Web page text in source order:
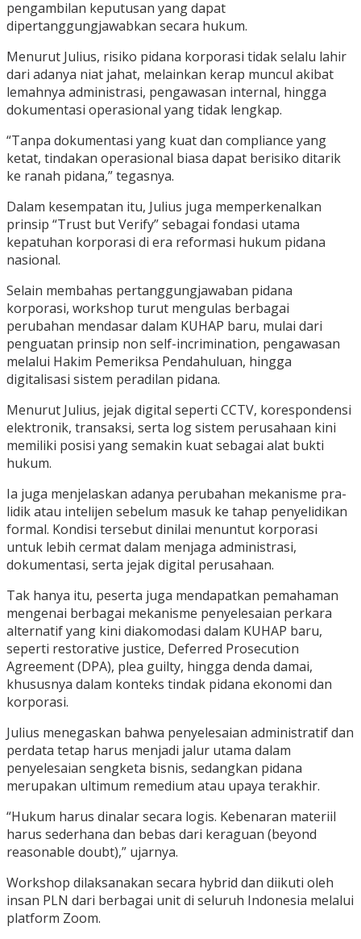
pengambilan keputusan yang dapat
dipertanggungjawabkan secara hukum.
Menurut Julius, risiko pidana korporasi tidak selalu lahir
dari adanya niat jahat, melainkan kerap muncul akibat
lemahnya administrasi, pengawasan internal, hingga
dokumentasi operasional yang tidak lengkap.
“Tanpa dokumentasi yang kuat dan compliance yang
ketat, tindakan operasional biasa dapat berisiko ditarik
ke ranah pidana,” tegasnya.
Dalam kesempatan itu, Julius juga memperkenalkan
prinsip “Trust but Verify” sebagai fondasi utama
kepatuhan korporasi di era reformasi hukum pidana
nasional.
Selain membahas pertanggungjawaban pidana
korporasi, workshop turut mengulas berbagai
perubahan mendasar dalam KUHAP baru, mulai dari
penguatan prinsip non self-incrimination, pengawasan
melalui Hakim Pemeriksa Pendahuluan, hingga
digitalisasi sistem peradilan pidana.
Menurut Julius, jejak digital seperti CCTV, korespondensi
elektronik, transaksi, serta log sistem perusahaan kini
memiliki posisi yang semakin kuat sebagai alat bukti
hukum.
Ia juga menjelaskan adanya perubahan mekanisme pra-
lidik atau intelijen sebelum masuk ke tahap penyelidikan
formal. Kondisi tersebut dinilai menuntut korporasi
untuk lebih cermat dalam menjaga administrasi,
dokumentasi, serta jejak digital perusahaan.
Tak hanya itu, peserta juga mendapatkan pemahaman
mengenai berbagai mekanisme penyelesaian perkara
alternatif yang kini diakomodasi dalam KUHAP baru,
seperti restorative justice, Deferred Prosecution
Agreement (DPA), plea guilty, hingga denda damai,
khususnya dalam konteks tindak pidana ekonomi dan
korporasi.
Julius menegaskan bahwa penyelesaian administratif dan
perdata tetap harus menjadi jalur utama dalam
penyelesaian sengketa bisnis, sedangkan pidana
merupakan ultimum remedium atau upaya terakhir.
“Hukum harus dinalar secara logis. Kebenaran materiil
harus sederhana dan bebas dari keraguan (beyond
reasonable doubt),” ujarnya.
Workshop dilaksanakan secara hybrid dan diikuti oleh
insan PLN dari berbagai unit di seluruh Indonesia melalui
platform Zoom.